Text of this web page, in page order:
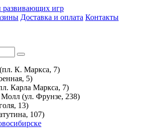
развивающих игр
Доставка и оплата Контакты
К. Маркса, 7)
5)
Карла Маркса, 7)
(ул. Фрунзе, 238)
13)
107)